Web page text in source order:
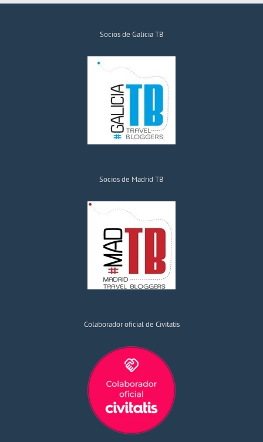
Socios de Galicia TB
Socios de Madrid TB
Colaborador oficial de Civitatis